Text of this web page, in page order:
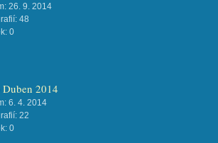
26. 9. 2014
48
0
Duben 2014
6. 4. 2014
22
0